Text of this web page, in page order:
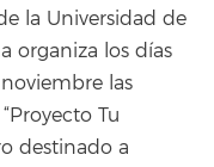
la Universidad de
organiza los días
las
Tu
destinado a